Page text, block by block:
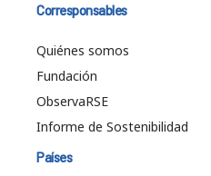
Corresponsables
Quiénes somos
Fundación
ObservaRSE
Informe de Sostenibilidad
Países